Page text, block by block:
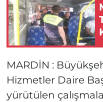
MARDİN :
Hizmetler Daire
yürütülen